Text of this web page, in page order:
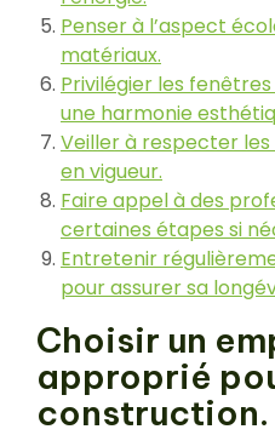
Penser à l’aspect
matériaux.
Privilégier les
une harmonie
Veiller à respecter
en vigueur.
Faire appel à des
certaines étapes si
Entretenir
pour assurer sa
Choisir un
approprié
construction.